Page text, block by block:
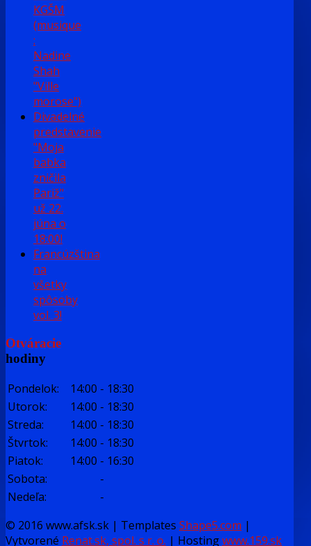
KGŠM
(musique
:
Nadine
Shah
"Ville
morose")
Divadelné
predstavenie
"Moja
babka
zničila
Pariž"
už 22.
júna o
18:00!
Francúzština
na
všetky
spôsoby
vol. 3!
Otváracie
hodiny
Pondelok: 14:00 - 18:30
Utorok:
14:00 - 18:30
Streda:
14:00 - 18:30
Štvrtok:
14:00 - 18:30
Piatok:
14:00 - 16:30
Sobota:
-
Nedeľa:
-
© 2016 www.afsk.sk | Templates Shape5.com |
Vytvorené Renat.sk, spol. s r. o. | Hostingwww.159.sk